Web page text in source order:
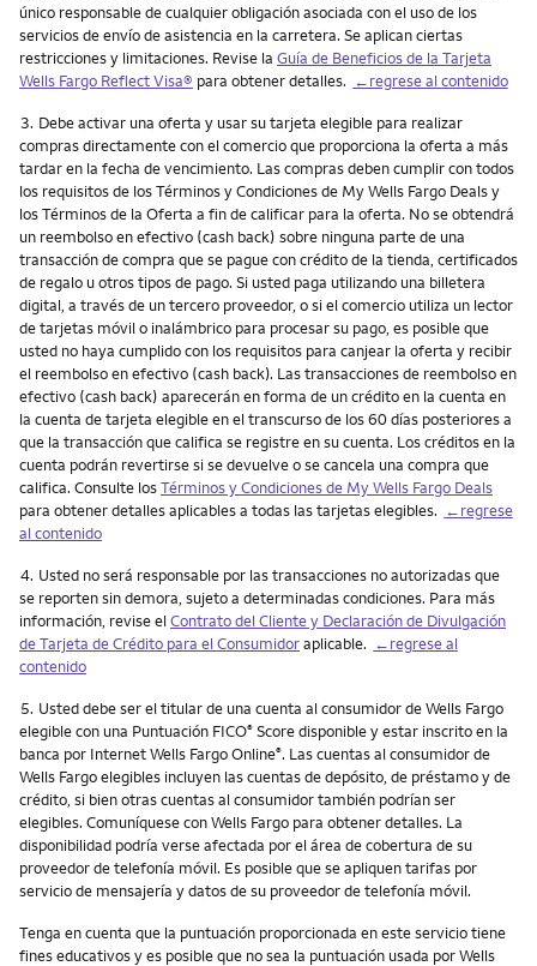
único responsable de cualquier obligación asociada con el uso de los
servicios de envío de asistencia en la carretera. Se aplican ciertas
restricciones y limitaciones. Revise la Guía de Beneficios de la Tarjeta
Wells Fargo Reflect Visa® para obtener detalles. ←regrese al contenido
Nota
3. Debe activar una oferta y usar su tarjeta elegible para realizar
compras directamente con el comercio que proporciona la oferta a más
tardar en la fecha de vencimiento. Las compras deben cumplir con todos
los requisitos de los Términos y Condiciones de My Wells Fargo Deals y
los Términos de la Oferta a fin de calificar para la oferta. No se obtendrá
un reembolso en efectivo (cash back) sobre ninguna parte de una
transacción de compra que se pague con crédito de la tienda, certificados
de regalo u otros tipos de pago. Si usted paga utilizando una billetera
digital, a través de un tercero proveedor, o si el comercio utiliza un lector
de tarjetas móvil o inalámbrico para procesar su pago, es posible que
usted no haya cumplido con los requisitos para canjear la oferta y recibir
el reembolso en efectivo (cash back). Las transacciones de reembolso en
efectivo (cash back) aparecerán en forma de un crédito en la cuenta en
la cuenta de tarjeta elegible en el transcurso de los 60 días posteriores a
que la transacción que califica se registre en su cuenta. Los créditos en la
cuenta podrán revertirse si se devuelve o se cancela una compra que
califica. Consulte losTérminos y Condiciones de My Wells Fargo Deals
para obtener detalles aplicables a todas las tarjetas elegibles. ←regrese
al contenido
Nota
4. Usted no será responsable por las transacciones no autorizadas que
se reporten sin demora, sujeto a determinadas condiciones. Para más
información, revise elContrato del Cliente y Declaración de Divulgación
de Tarjeta de Crédito para el Consumidoraplicable. ←regrese al
contenido
Nota
5. Usted debe ser el titular de una cuenta al consumidor de Wells Fargo
elegible con una Puntuación FICO® Score disponible y estar inscrito en la
banca por Internet Wells Fargo Online®. Las cuentas al consumidor de
Wells Fargo elegibles incluyen las cuentas de depósito, de préstamo y de
crédito, si bien otras cuentas al consumidor también podrían ser
elegibles. Comuníquese con Wells Fargo para obtener detalles. La
disponibilidad podría verse afectada por el área de cobertura de su
proveedor de telefonía móvil. Es posible que se apliquen tarifas por
servicio de mensajería y datos de su proveedor de telefonía móvil.
Tenga en cuenta que la puntuación proporcionada en este servicio tiene
fines educativos y es posible que no sea la puntuación usada por Wells